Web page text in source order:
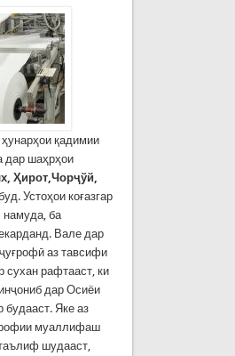
ҳунарҳои қадимии
дар шаҳрҳои
Ҳирот,Чорҷўй,
Устоҳои коғазгар
намуда, ба
Вале дар
аз тавсифи
сухан рафтааст, ки
дар Осиёи
Яке аз
муаллифаш
шудааст,